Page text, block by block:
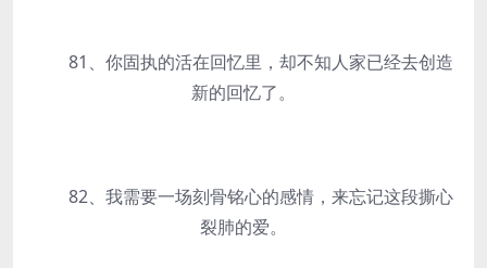
81、你固执的活在回忆里，却不知人家已经去创造
新的回忆了。
82、我需要一场刻骨铭心的感情，来忘记这段撕心
裂肺的爱。